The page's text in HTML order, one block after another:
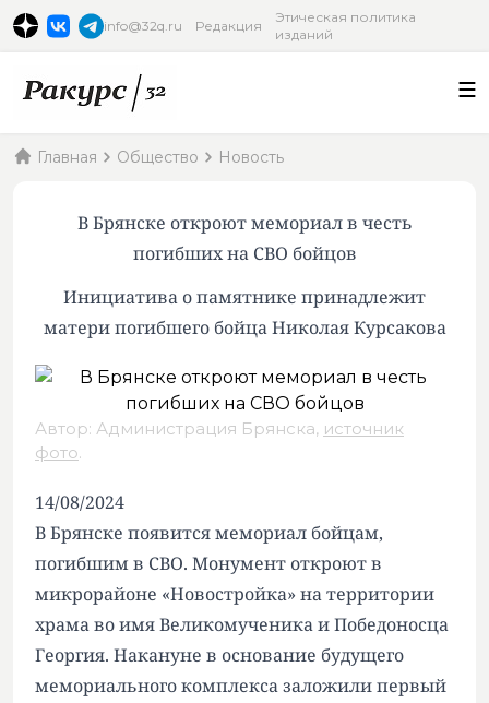
info@32q.ru Редакция
Этическая политика
изданий
Главная Общество Новость
В Брянске откроют мемориал в честь
погибших на СВО бойцов
Инициатива о памятнике принадлежит
матери погибшего бойца Николая Курсакова
Автор: Администрация Брянска, источник
фото.
14/08/2024
В Брянске появится мемориал бойцам,
погибшим в СВО. Монумент откроют в
микрорайоне «Новостройка» на территории
храма во имя Великомученика и Победоносца
Георгия. Накануне в основание будущего
мемориального комплекса заложили первый